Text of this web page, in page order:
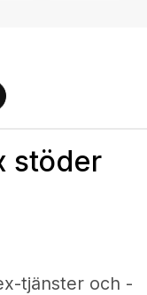
stöder
tjänster och -